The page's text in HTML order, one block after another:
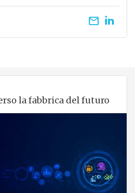
email
la fabbrica del futuro